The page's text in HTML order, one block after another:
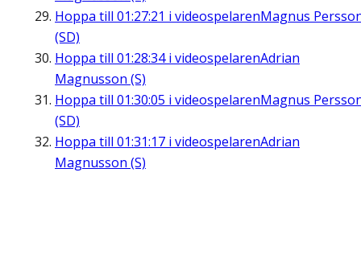
Hoppa till 01:27:21 i videospelarenMagnus
(SD)
Hoppa till 01:28:34i videospelarenAdrian
Magnusson (S)
Hoppa till 01:30:05 i videospelarenMagnus
(SD)
Hoppa till 01:31:17 i videospelarenAdrian
Magnusson (S)